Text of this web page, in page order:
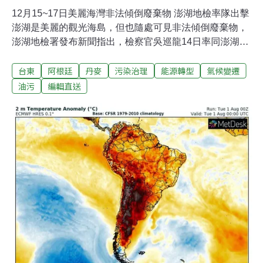
12月15~17日美麗海灣非法傾倒廢棄物 澎湖地檢率隊出擊
澎湖是美麗的觀光海島，但也隨處可見非法傾倒廢棄物，
澎湖地檢署發布新聞指出，檢察官吳巡龍14日率同澎湖縣
隊、澎湖憲兵隊等共同聯合稽查非法傾倒廢棄物案件。檢
方指出，澎湖聯合稽查小組共清查轄內12個廢棄物棄置地
有刑事不法，後續由刑大和馬公及白沙分局偵辦，另有5
件則屬於行政不法案件，交由環保局依法裁罰。（中央社
報導）環團批業者丟廢棄滅火器 影響河川恐危及安全飲水
乾粉滅火器含有一級致癌物結晶型二氧化矽，環團和立委
15日舉行記者會，質疑可能會造成消防人員及民眾致癌，
還痛批有不肖業者丟棄廢棄滅火器，影響河川飲用水安
全，要求消防署等單位嚴格控管。（公視新聞網報導）
台東 阿根廷 丹麥 污染治理 能源轉型
氣候變遷
油污
編輯直送